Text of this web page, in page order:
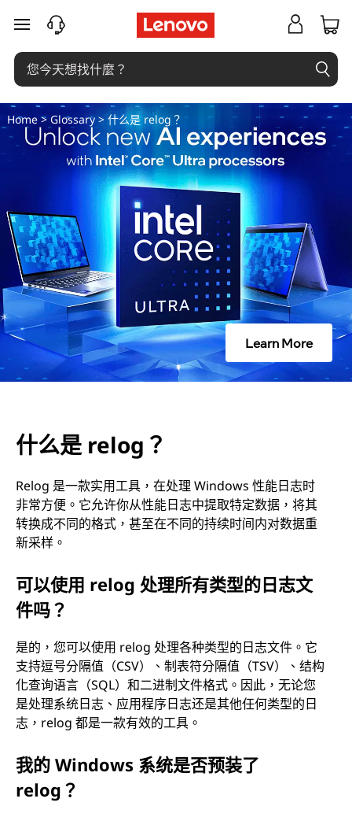
什
么
是
r
e
o
g
？
跳至主要內容
Home> Glossary> 什么是 relog？
Learn More
什么是 relog？
Relog 是一款实用工具，在处理 Windows 性能日志时
非常方便。它允许你从性能日志中提取特定数据，将其
转换成不同的格式，甚至在不同的持续时间内对数据重
新采样。
可以使用 relog 处理所有类型的日志文
件吗？
是的，您可以使用 relog 处理各种类型的日志文件。它
支持逗号分隔值（CSV）、制表符分隔值（TSV）、结构
化查询语言（SQL）和二进制文件格式。因此，无论您
是处理系统日志、应用程序日志还是其他任何类型的日
志，relog 都是一款有效的工具。
我的 Windows 系统是否预装了
relog？